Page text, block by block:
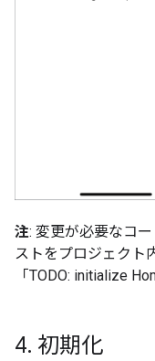
注: 変更が必要なコ
ストをプロジェクト
「TODO: initialize
4. 初期化